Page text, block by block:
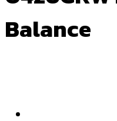
Balance